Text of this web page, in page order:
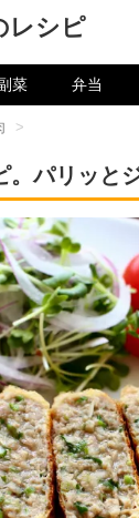
レシピ
菜 弁当
>
パリッと